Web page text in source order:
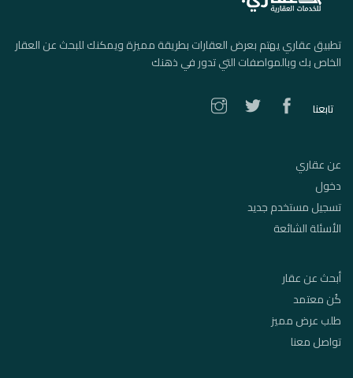
تطبيق عقاري يهتم بعرض العقارات بطريقة مميزة ويمكنك للبحث عن العقار
الخاص بك وبالمواصفات التي تدور في ذهنك
تابعنا
عن عقاري
دخول
تسجيل مستخدم جديد
الأسئلة الشائعة
أبحث عن عقار
كُن معتمد
طلب عرض مميز
تواصل معنا